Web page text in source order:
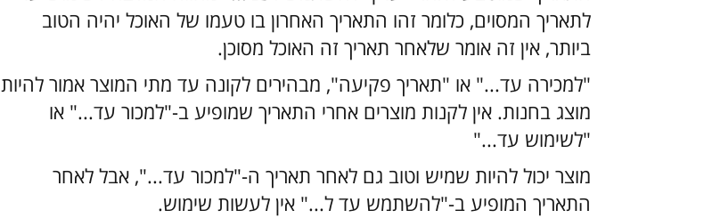
לתאריך המסוים, כלומר זהו התאריך האחרון בו טעמו של האוכל יהיה הטוב
ביותר, אין זה אומר שלאחר תאריך זה האוכל מסוכן.
"למכירה עד..." או "תאריך פקיעה", מבהירים לקונה עד מתי המוצר אמור להיות
מוצג בחנות. אין לקנות מוצרים אחרי התאריך שמופיע ב-"למכור עד..." או
"לשימוש עד..."
מוצר יכול להיות שמיש וטוב גם לאחר תאריך ה-"למכור עד...", אבל לאחר
התאריך המופיע ב-"להשתמש עד ל..." אין לעשות שימוש.